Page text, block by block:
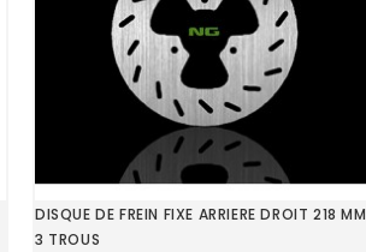
DISQUE DE FREIN FIXE ARRIERE DROIT 218 MM
3 TROUS